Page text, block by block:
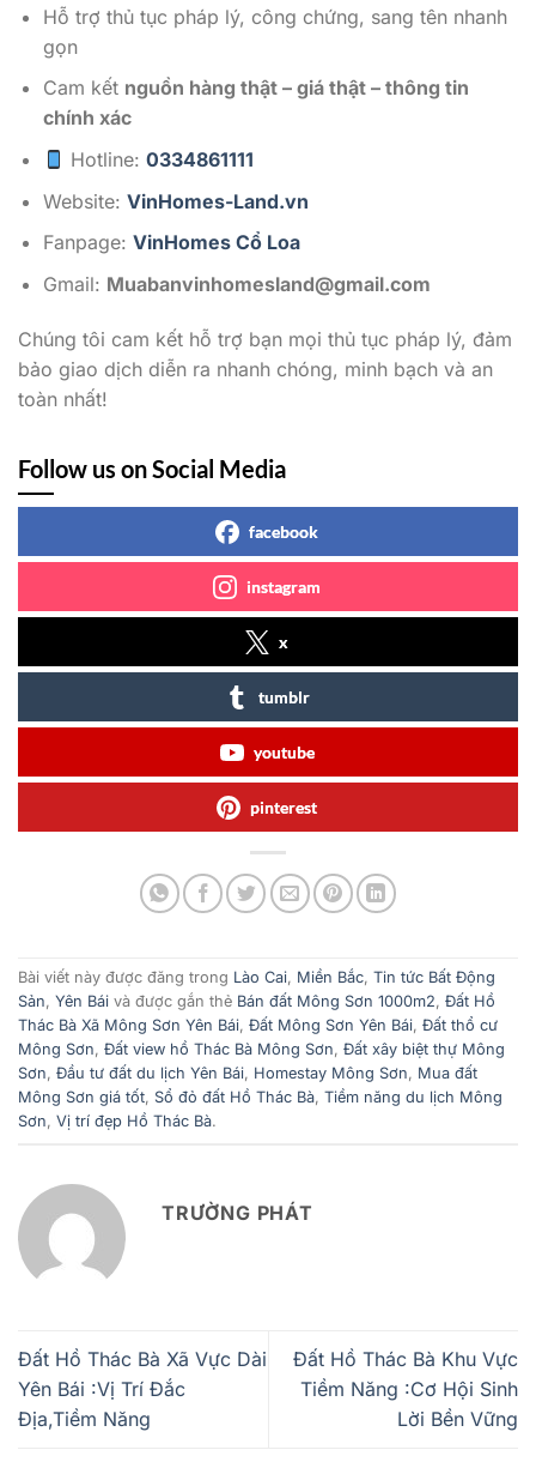
Hỗ trợ thủ tục pháp lý, công chứng, sang tên nhanh
gọn
Cam kết nguồn hàng thật – giá thật – thông tin
chính xác
Hotline:0334861111
Website: VinHomes-Land.vn
Fanpage: VinHomes Cổ Loa
Gmail: Muabanvinhomesland@gmail.com
Chúng tôi cam kết hỗ trợ bạn mọi thủ tục pháp lý, đảm
bảo giao dịch diễn ra nhanh chóng, minh bạch và an
toàn nhất!
Follow us on Social Media
facebook
instagram
x
tumblr
youtube
pinterest
Bài viết này được đăng trong Lào Cai, Miền Bắc, Tin tức Bất Động
Sản, Yên Bái và được gắn thẻ Bán đất Mông Sơn 1000m2, Đất Hồ
Thác Bà Xã Mông Sơn Yên Bái, Đất Mông Sơn Yên Bái, Đất thổ cư
Mông Sơn, Đất view hồ Thác Bà Mông Sơn, Đất xây biệt thự Mông
Sơn, Đầu tư đất du lịch Yên Bái, Homestay Mông Sơn, Mua đất
Mông Sơn giá tốt, Sổ đỏ đất Hồ Thác Bà, Tiềm năng du lịch Mông
Sơn, Vị trí đẹp Hồ Thác Bà.
TRƯỜNG PHÁT
Đất Hồ Thác Bà Xã Vực Dài
Yên Bái :Vị Trí Đắc
Địa,Tiềm Năng
Đất Hồ Thác Bà Khu Vực
Tiềm Năng :Cơ Hội Sinh
Lời Bền Vững